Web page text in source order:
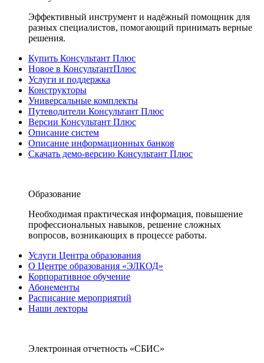
Эффективный инструмент и надёжный помощник для
разных специалистов, помогающий принимать верные
решения.
Купить Консультант Плюс
Новое в КонсультантПлюс
Услуги и поддержка
Конструкторы
Универсальные комплекты
Путеводители Консультант Плюс
Версии Консультант Плюс
Описание систем
Описание информационных банков
Скачать демо-версию Консультант Плюс
Образование
Необходимая практическая информация, повышение
профессиональных навыков, решение сложных
вопросов, возникающих в процессе работы.
Услуги Центра образования
О Центре образования «ЭЛКОД»
Корпоративное обучение
Абонементы
Расписание мероприятий
Наши лекторы
Электронная отчетность «СБИС»